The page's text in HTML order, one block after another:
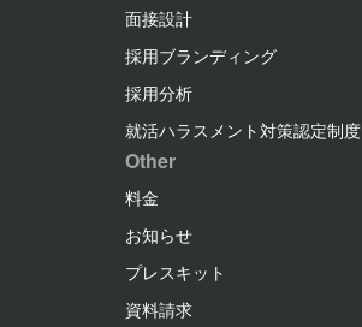
面接設計
採用ブランディング
採用分析
就活ハラスメント対策認定制度
Other
料金
お知らせ
プレスキット
資料請求